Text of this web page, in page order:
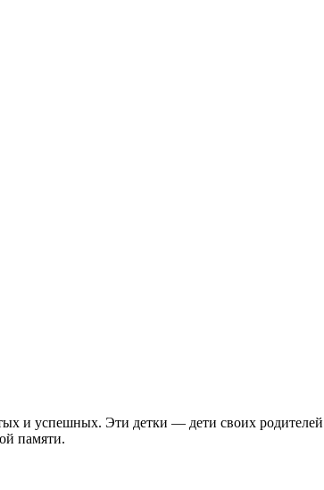
и успешных. Эти детки — дети своих
памяти.